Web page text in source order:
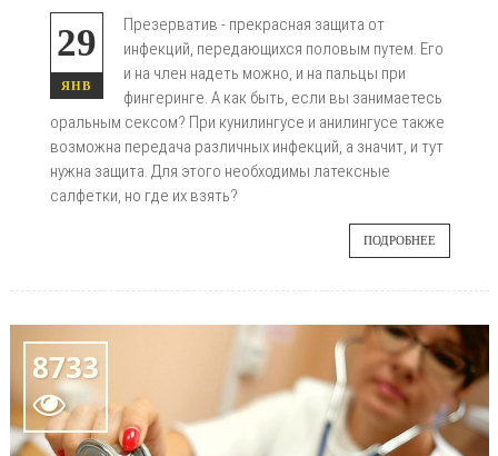
29
ЯНВ
Презерватив - прекрасная защита от
инфекций, передающихся половым путем. Его
и на член надеть можно, и на пальцы при
фингеринге. А как быть, если вы занимаетесь
оральным сексом? При кунилингусе и анилингусе также
возможна передача различных инфекций, а значит, и тут
нужна защита. Для этого необходимы латексные
салфетки, но где их взять?
ПОДРОБНЕЕ
8733
